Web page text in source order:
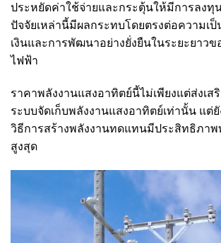
ประหยัดค่าใช้จ่ายและกระตุ้นให้มีการลงทุ
ปัจจัยเหล่านี้มีผลกระทบโดยตรงต่อความเป็
เงินและการพัฒนาอย่างยั่งยืนในระยะยาวข
ไฟฟ้า
ราคาพลังงานแสงอาทิตย์นี้ไม่เพียงแต่ส่งเ
ระบบจัดเก็บพลังงานแสงอาทิตย์เท่านั้น แต่
วิธีการสร้างพลังงานทดแทนมีประสิทธิภาพ
สูงสุด